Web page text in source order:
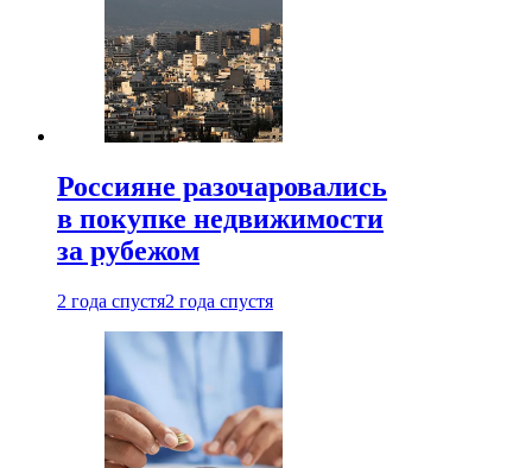
Россияне разочаровались
в покупке недвижимости
за рубежом
2 года спустя2 года спустя